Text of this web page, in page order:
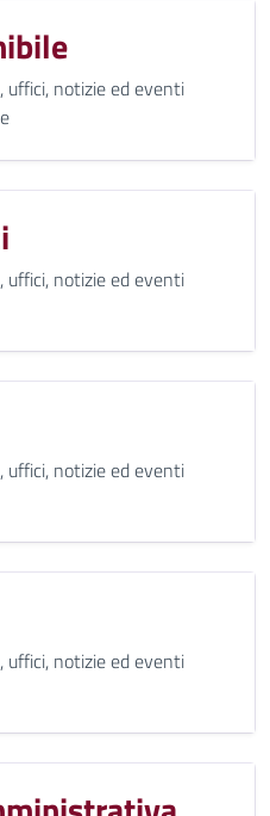
uffici, notizie ed eventi
uffici, notizie ed eventi
uffici, notizie ed eventi
uffici, notizie ed eventi